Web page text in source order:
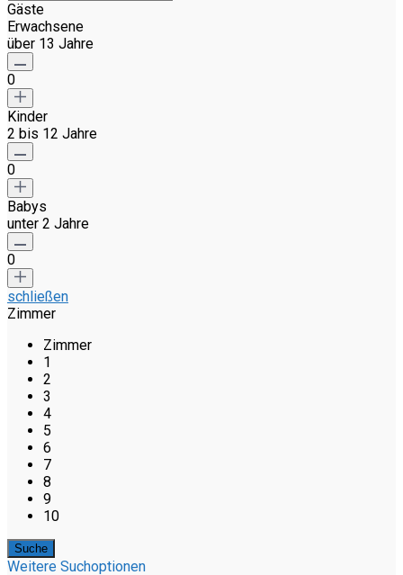
Gäste
Erwachsene
über 13 Jahre
0
Kinder
2 bis 12 Jahre
0
Babys
unter 2 Jahre
0
schließen
Zimmer
Zimmer
1
2
3
4
5
6
7
8
9
10
Weitere Suchoptionen